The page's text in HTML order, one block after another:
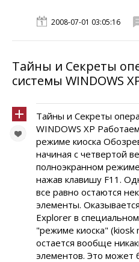
2008-07-01 03:05:16
Тайны и Секреты
системы WINDOWS
Тайны и Секреты
WINDOWS XP
режиме киоска
начиная с четвертой
полноэкранном
нажав клавишу F11.
все равно остаются
элементы.
Explorer в
"режиме киоска" (kiosk
остается вообще
элементов. Это может